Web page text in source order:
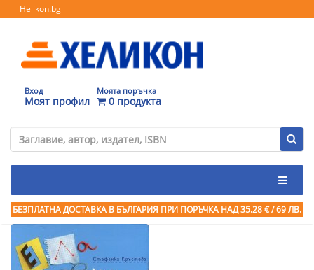
Helikon.bg
Вход
Моят профил
Моята поръчка
0 продукта
БЕЗПЛАТНА ДОСТАВКА В БЪЛГАРИЯ ПРИ ПОРЪЧКА НАД 35.28 € / 69 ЛВ.